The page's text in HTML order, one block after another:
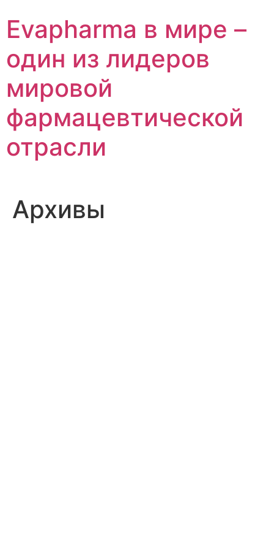
содержимому
Evapharma в мире –
один из лидеров
мировой
фармацевтической
отрасли
Архивы